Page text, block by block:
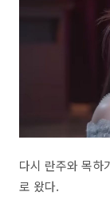
다시 란주와 목하
로 왔다.